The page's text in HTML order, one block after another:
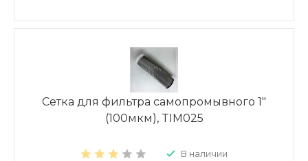
Сетка для фильтра самопромывного 1"
(100мкм), TIM025
В наличии